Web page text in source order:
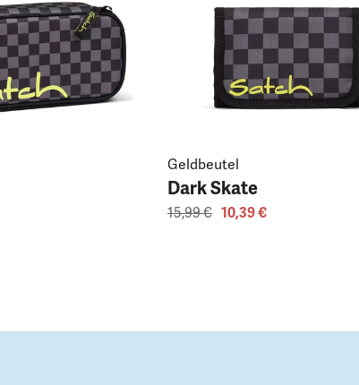
Geldbeutel
Dark Skate
15,99 € 10,39 €